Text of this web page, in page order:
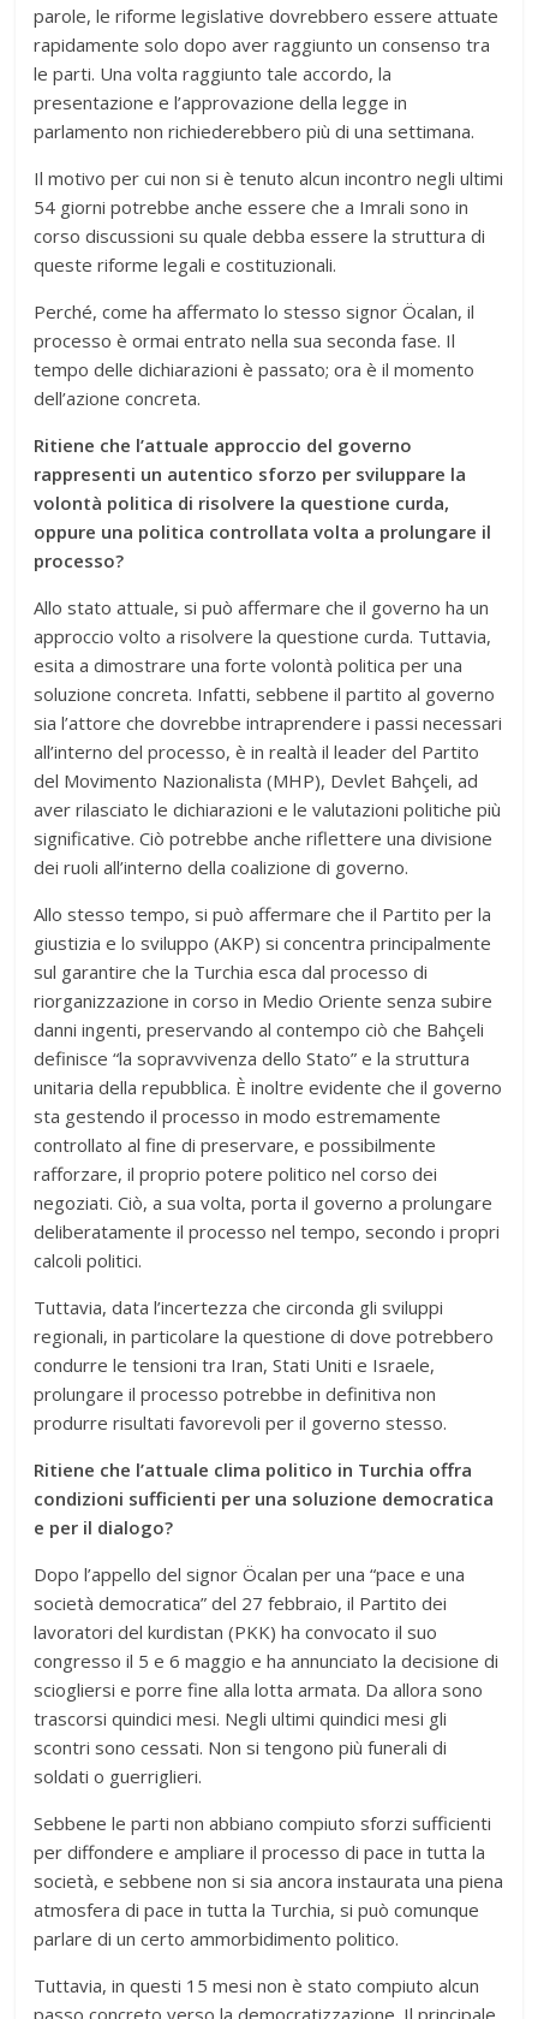
parole, le riforme legislative dovrebbero essere attuate
rapidamente solo dopo aver raggiunto un consenso tra
le parti. Una volta raggiunto tale accordo, la
presentazione e l’approvazione della legge in
parlamento non richiederebbero più di una settimana.
Il motivo per cui non si è tenuto alcun incontro negli ultimi
54 giorni potrebbe anche essere che a Imrali sono in
corso discussioni su quale debba essere la struttura di
queste riforme legali e costituzionali.
Perché, come ha affermato lo stesso signor Öcalan, il
processo è ormai entrato nella sua seconda fase. Il
tempo delle dichiarazioni è passato; ora è il momento
dell’azione concreta.
Ritiene che l’attuale approccio del governo
rappresenti un autentico sforzo per sviluppare la
volontà politica di risolvere la questione curda,
oppure una politica controllata volta a prolungare il
processo?
Allo stato attuale, si può affermare che il governo ha un
approccio volto a risolvere la questione curda. Tuttavia,
esita a dimostrare una forte volontà politica per una
soluzione concreta. Infatti, sebbene il partito al governo
sia l’attore che dovrebbe intraprendere i passi necessari
all’interno del processo, è in realtà il leader del Partito
del Movimento Nazionalista (MHP), Devlet Bahçeli, ad
aver rilasciato le dichiarazioni e le valutazioni politiche più
significative. Ciò potrebbe anche riflettere una divisione
dei ruoli all’interno della coalizione di governo.
Allo stesso tempo, si può affermare che il Partito per la
giustizia e lo sviluppo (AKP) si concentra principalmente
sul garantire che la Turchia esca dal processo di
riorganizzazione in corso in Medio Oriente senza subire
danni ingenti, preservando al contempo ciò che Bahçeli
definisce “la sopravvivenza dello Stato” e la struttura
unitaria della repubblica. È inoltre evidente che il governo
sta gestendo il processo in modo estremamente
controllato al fine di preservare, e possibilmente
rafforzare, il proprio potere politico nel corso dei
negoziati. Ciò, a sua volta, porta il governo a prolungare
deliberatamente il processo nel tempo, secondo i propri
calcoli politici.
Tuttavia, data l’incertezza che circonda gli sviluppi
regionali, in particolare la questione di dove potrebbero
condurre le tensioni tra Iran, Stati Uniti e Israele,
prolungare il processo potrebbe in definitiva non
produrre risultati favorevoli per il governo stesso.
Ritiene che l’attuale clima politico in Turchia offra
condizioni sufficienti per una soluzione democratica
e per il dialogo?
Dopo l’appello del signor Öcalan per una “pace e una
società democratica” del 27 febbraio, il Partito dei
lavoratori del kurdistan (PKK) ha convocato il suo
congresso il 5 e 6 maggio e ha annunciato la decisione di
sciogliersi e porre fine alla lotta armata. Da allora sono
trascorsi quindici mesi. Negli ultimi quindici mesi gli
scontri sono cessati. Non si tengono più funerali di
soldati o guerriglieri.
Sebbene le parti non abbiano compiuto sforzi sufficienti
per diffondere e ampliare il processo di pace in tutta la
società, e sebbene non si sia ancora instaurata una piena
atmosfera di pace in tutta la Turchia, si può comunque
parlare di un certo ammorbidimento politico.
Tuttavia, in questi 15 mesi non è stato compiuto alcun
passo concreto verso la democratizzazione. Il principale